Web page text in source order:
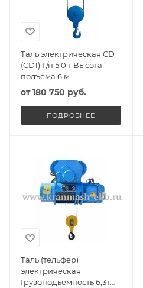
Таль электрическая CD
(CD1) Г/п 5,0 т Высота
подъема 6 м
от180 750 руб.
ПОДРОБНЕЕ
Таль (тельфер)
электрическая
Грузоподъемность 6,3т